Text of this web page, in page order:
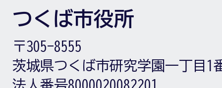
つくば市役所
〒305-8555
茨城県つくば市研究学園一丁目1
法人番号8000020082201